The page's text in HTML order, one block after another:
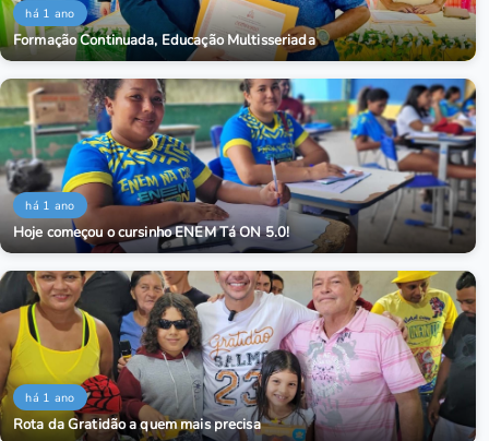
há 1 ano
Formação Continuada, Educação Multisseriada
há 1 ano
Hoje começou o cursinho ENEM Tá ON 5.0!
há 1 ano
Rota da Gratidão a quem mais precisa